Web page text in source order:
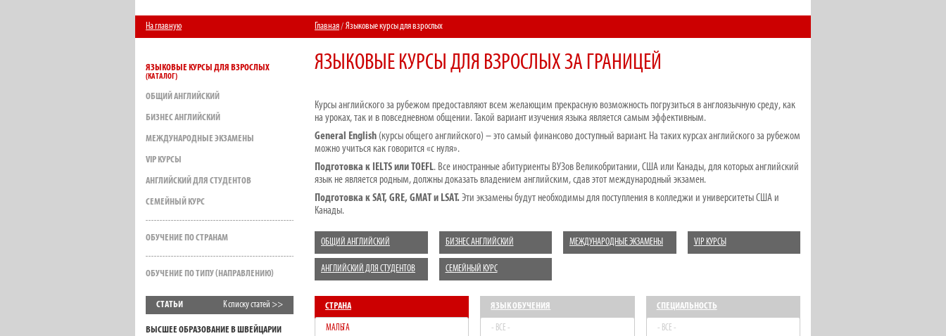
На главную Главная Языковые курсы для взрослых
ЯЗЫКОВЫЕ КУРСЫ ДЛЯ ВЗРОСЛЫХ
ОБЩИЙ АНГЛИЙСКИЙ
БИЗНЕС АНГЛИЙСКИЙ
МЕЖДУНАРОДНЫЕ ЭКЗАМЕНЫ
VIP КУРСЫ
АНГЛИЙСКИЙ ДЛЯ СТУДЕНТОВ
СЕМЕЙНЫЙ КУРС
ОБУЧЕНИЕ ПО СТРАНАМ
ОБУЧЕНИЕ ПО ТИПУ (НАПРАВЛЕНИЮ)
СТАТЬИ К списку статей >>
ВЫСШЕЕ ОБРАЗОВАНИЕ В ШВЕЙЦАРИИ
ЯЗЫКОВЫЕ КУРСЫ ДЛЯ ВЗРОСЛЫХ ЗА ГРАНИЦЕЙ
Курсы английского за рубежом предоставляют всем желающим прекрасную возможность погрузиться в англоязычную среду, как
на уроках, так и в повседневном общении. Такой вариант изучения языка является самым эффективным.
General English (курсы общего английского) – это самый финансово доступный вариант. На таких курсах английского за рубежом
можно учиться как говорится «с нуля».
Подготовка к IELTS или TOEFL. Все иностранные абитуриенты ВУЗов Великобритании, США или Канады, для которых английский
язык не является родным, должны доказать владением английским, сдав этот международный экзамен.
Подготовка к SAT, GRE, GMAT и LSAT.Эти экзамены будут необходимы для поступления в колледжи и университеты США и
Канады.
ОБЩИЙ АНГЛИЙСКИЙ БИЗНЕС АНГЛИЙСКИЙ МЕЖДУНАРОДНЫЕ ЭКЗАМЕНЫ VIP КУРСЫ
АНГЛИЙСКИЙ ДЛЯ СТУДЕНТОВ СЕМЕЙНЫЙ КУРС
СТРАНА
МАЛЬТА
ЯЗЫК ОБУЧЕНИЯ
- ВСЕ -
СПЕЦИАЛЬНОСТЬ
- ВСЕ -